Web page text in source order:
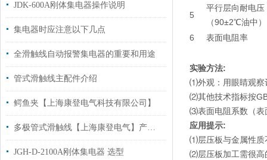
JDK-600A刚体集电器操作说明
集电器时应注意以下几点
全滑触线自动报警集电器的重要和用途
管式滑触线主配件介绍
鳄鱼夹【上海康登电气科技有限公司】
多极管式滑触线【上海康登电气】产品组件说明
JGH-D-2100A刚体集电器 选型
5
平行层向耐电压
（90±2℃油中）
6
表面电阻率
实验方法:
⑴外观：用眼睛观察
⑵其他技术指标按
⑶表面电阻系数（表
应用提示:
⑴层压板与金属性质
⑵层压板加工需很高